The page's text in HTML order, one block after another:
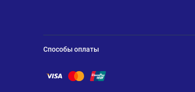
Способы оплаты
Помощь по оплате Visa
Помощь по оплате Mastercard
Помощь по оплате UnionPay